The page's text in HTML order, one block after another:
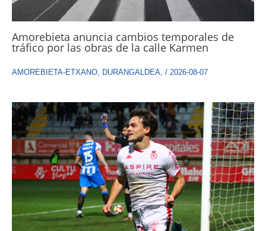
Amorebieta anuncia cambios temporales de
tráfico por las obras de la calle Karmen
AMOREBIETA-ETXANO DURANGALDEA / 2026-08-07